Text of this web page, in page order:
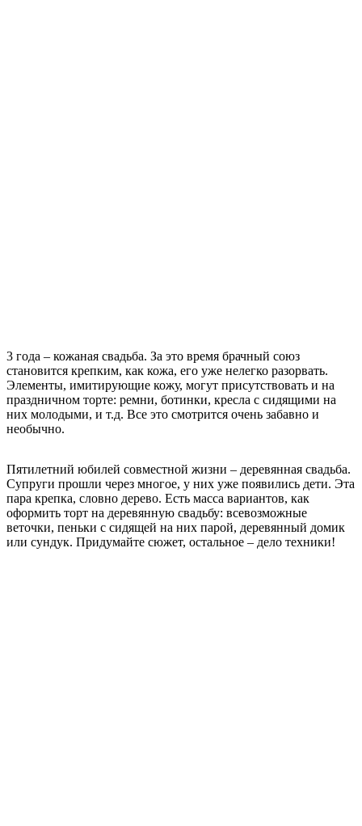
3 года – кожаная свадьба. За это время брачный союз
становится крепким, как кожа, его уже нелегко разорвать.
Элементы, имитирующие кожу, могут присутствовать и на
праздничном торте: ремни, ботинки, кресла с сидящими на
них молодыми, и т.д. Все это смотрится очень забавно и
необычно.
Пятилетний юбилей совместной жизни – деревянная свадьба.
Супруги прошли через многое, у них уже появились дети. Эта
пара крепка, словно дерево. Есть масса вариантов, как
оформить торт на деревянную свадьбу: всевозможные
веточки, пеньки с сидящей на них парой, деревянный домик
или сундук. Придумайте сюжет, остальное – дело техники!